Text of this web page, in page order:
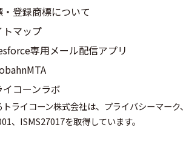
・登録商標について
トマップ
専用メール配信アプリ
イコーンラボ
ライコーン株式会社は、プライバシーマーク、
、ISMS27017を取得しています。